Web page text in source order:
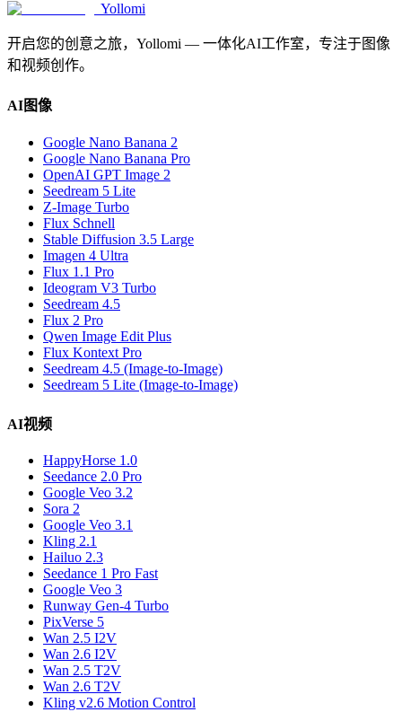
Yollomi
开启您的创意之旅，Yollomi — 一体化AI工作室，专注于图像
和视频创作。
AI图像
Google Nano Banana 2
Google Nano Banana Pro
OpenAI GPT Image 2
Seedream 5 Lite
Z-Image Turbo
Flux Schnell
Stable Diffusion 3.5 Large
Imagen 4 Ultra
Flux 1.1 Pro
Ideogram V3 Turbo
Seedream 4.5
Flux 2 Pro
Qwen Image Edit Plus
Flux Kontext Pro
Seedream 4.5 (Image-to-Image)
Seedream 5 Lite (Image-to-Image)
AI视频
HappyHorse 1.0
Seedance 2.0 Pro
Google Veo 3.2
Sora 2
Google Veo 3.1
Kling 2.1
Hailuo 2.3
Seedance 1 Pro Fast
Google Veo 3
Runway Gen-4 Turbo
PixVerse 5
Wan 2.5 I2V
Wan 2.6 I2V
Wan 2.5 T2V
Wan 2.6 T2V
Kling v2.6 Motion Control